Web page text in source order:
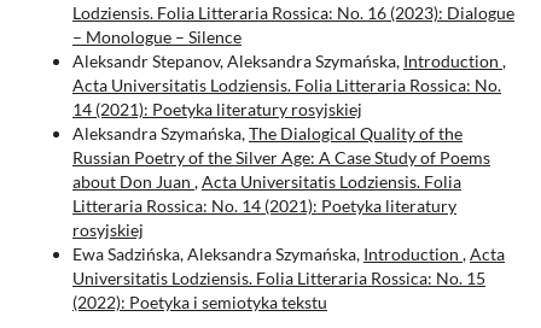
Lodziensis. Folia Litteraria Rossica: No. 16 (2023): Dialogue
– Monologue – Silence
Aleksandr Stepanov, Aleksandra Szymańska, Introduction ,
Acta Universitatis Lodziensis. Folia Litteraria Rossica: No.
14 (2021): Poetyka literatury rosyjskiej
Aleksandra Szymańska,The Dialogical Quality of the
Russian Poetry of the Silver Age: A Case Study of Poems
about Don Juan ,Acta Universitatis Lodziensis. Folia
Litteraria Rossica: No. 14 (2021): Poetyka literatury
rosyjskiej
Ewa Sadzińska, Aleksandra Szymańska, Introduction ,Acta
Universitatis Lodziensis. Folia Litteraria Rossica: No. 15
(2022): Poetyka i semiotyka tekstu